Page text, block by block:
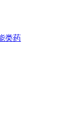
类药